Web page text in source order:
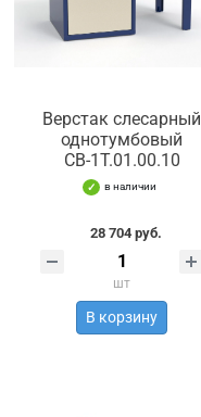
Верстак слесарный
однотумбовый
СВ-1Т.01.00.10
в наличии
28 704 руб.
шт
В корзину